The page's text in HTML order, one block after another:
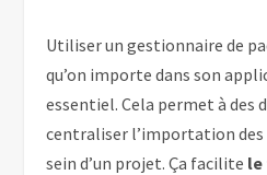
Utiliser un gestionnaire de
qu’on importe dans son
essentiel. Cela permet à des
centraliser l’importation
sein d’un projet. Ça facilite le